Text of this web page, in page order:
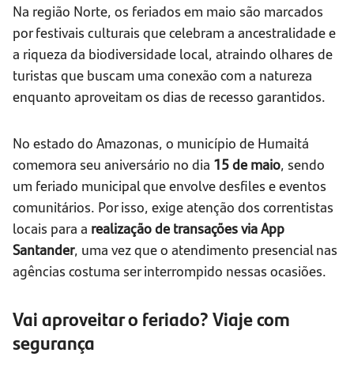
Na região Norte, os feriados em maio são marcados
por festivais culturais que celebram a ancestralidade e
a riqueza da biodiversidade local, atraindo olhares de
turistas que buscam uma conexão com a natureza
enquanto aproveitam os dias de recesso garantidos.
No estado do Amazonas, o município de Humaitá
comemora seu aniversário no dia 15 de maio, sendo
um feriado municipal que envolve desfiles e eventos
comunitários. Por isso, exige atenção dos correntistas
locais para a realização de transações via App
Santander, uma vez que o atendimento presencial nas
agências costuma ser interrompido nessas ocasiões.
Vai aproveitar o feriado? Viaje com
segurança